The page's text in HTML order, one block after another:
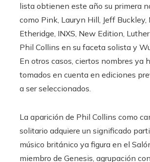
lista obtienen este año su primera
como Pink, Lauryn Hill, Jeff Buckley,
Etheridge, INXS, New Edition, Luther
Phil Collins en su faceta solista y
En otros casos, ciertos nombres ya
tomados en cuenta en ediciones
a ser seleccionados.
La aparición de Phil Collins como
solitario adquiere un significado
músico británico ya figura en el
miembro de Genesis, agrupación